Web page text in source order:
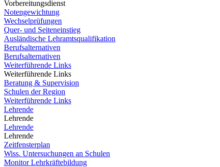
Vorbereitungsdienst
Notengewichtung
Wechselprüfungen
Quer- und Seiteneinstieg
Ausländische Lehramtsqualifikation
Berufsalternativen
Berufsalternativen
Weiterführende Links
Weiterführende Links
Beratung & Supervision
Schulen der Region
Weiterführende Links
Lehrende
Lehrende
Lehrende
Lehrende
Zeitfensterplan
Wiss. Untersuchungen an Schulen
Monitor Lehrkräftebildung